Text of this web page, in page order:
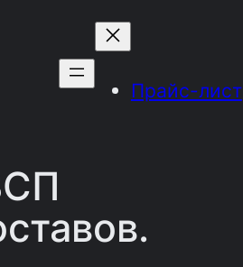
Прайс-лист